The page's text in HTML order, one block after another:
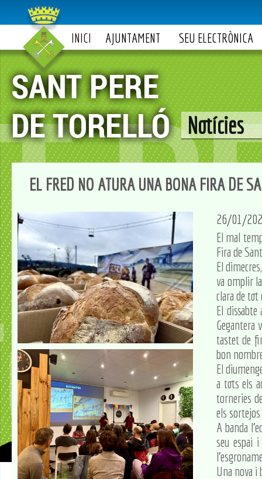
INICI AJUNTAMENT SEU ELECTRÒNICA
Notícies
EL FRED NO ATURA UNA BONA FIRA DE
26/01/
El mal
Fira de
El
va omplir
clara de
El
Gegantera
tastet de
bon
El
a tots els
torneries
els
A banda
seu espai
Una nova i